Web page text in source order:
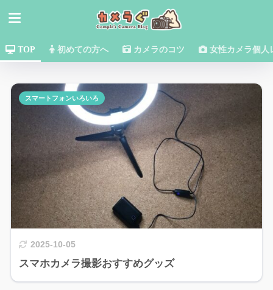
TOP 初めての方へ カメラのコツ 女性カメラ個人
2025-10-05
スマホカメラ撮影おすすめグッズ
スマートフォンいろいろ